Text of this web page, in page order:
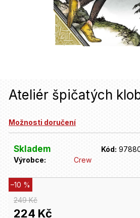
Ateliér špičatých
Možnosti doručení
Skladem Kód:
Výrobce:
Crew
249 Kč
–10 %
224 Kč
n
j
?
HLEDAT